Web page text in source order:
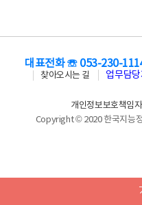
대표전화 ☏ 053-230-
찾아오시는 길
업무담당
개인정보보호책임
Copyright © 2020 한국지능